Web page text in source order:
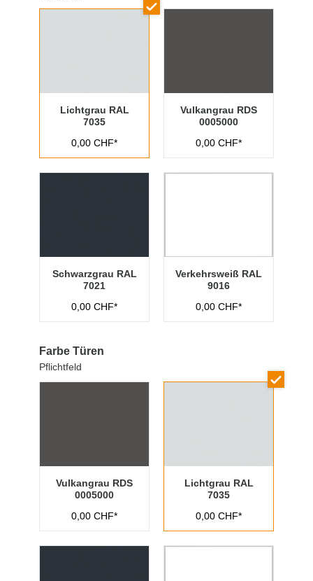
Lichtgrau RAL
7035
0,00 CHF*
Vulkangrau RDS
0005000
0,00 CHF*
Schwarzgrau RAL
7021
0,00 CHF*
Verkehrsweiß RAL
9016
0,00 CHF*
Farbe Türen
Pflichtfeld
Vulkangrau RDS
0005000
0,00 CHF*
Lichtgrau RAL
7035
0,00 CHF*